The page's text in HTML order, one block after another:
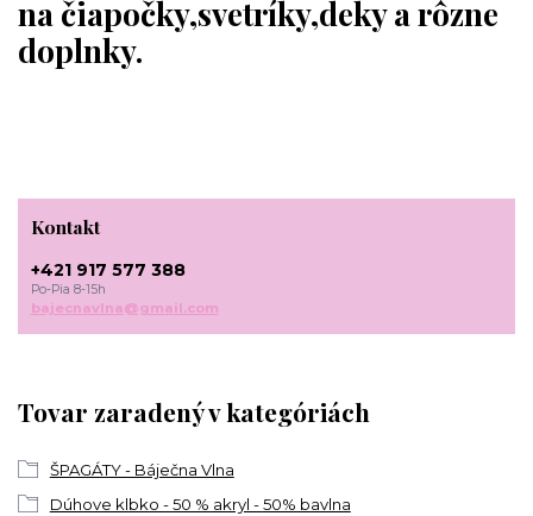
na čiapočky,svetríky,deky a rôzne
doplnky.
Tovar zaradený v kategóriách
ŠPAGÁTY - Báječna Vlna
Dúhove klbko - 50 % akryl - 50% bavlna
Kontakt
+421 917 577 388
Po-Pia 8-15h
bajecnavlna@gmail.com